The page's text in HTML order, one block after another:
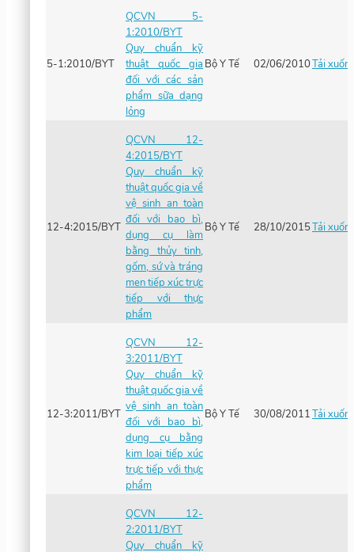
5-1:2010/BYT
QCVN 5-
1:2010/BYT
Quy chuẩn kỹ
thuật quốc gia
đối với các sản
phẩm sữa dạng
lỏng
Bộ Y Tế 02/06/2010Tải
12-4:2015/BYT
QCVN 12-
4:2015/BYT
Quy chuẩn kỹ
thuật quốc gia về
vệ sinh an toàn
đối với bao bì,
dụng cụ làm
bằng thủy tinh,
gốm, sứ và tráng
men tiếp xúc trực
tiếp với thực
phẩm
Bộ Y Tế 28/10/2015Tải
12-3:2011/BYT
QCVN 12-
3:2011/BYT
Quy chuẩn kỹ
thuật quốc gia về
vệ sinh an toàn
đối với bao bì,
dụng cụ bằng
kim loại tiếp xúc
trực tiếp với thực
phẩm
Bộ Y Tế 30/08/2011Tải
QCVN 12-
2:2011/BYT
Quy chuẩn kỹ